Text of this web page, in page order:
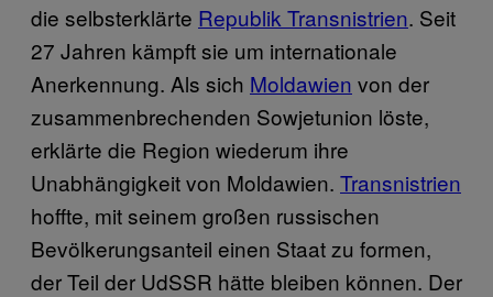
die selbsterklärte Republik Transnistrien. Seit
27 Jahren kämpft sie um internationale
Anerkennung. Als sich Moldawien von der
zusammenbrechenden Sowjetunion löste,
erklärte die Region wiederum ihre
Unabhängigkeit von Moldawien. Transnistrien
hoffte, mit seinem großen russischen
Bevölkerungsanteil einen Staat zu formen,
der Teil der UdSSR hätte bleiben können. Der